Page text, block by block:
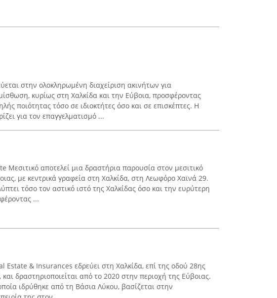
στην ολοκληρωμένη διαχείριση ακινήτων για
κυρίως στη Χαλκίδα και την Εύβοια, προσφέροντας
ποιότητας τόσο σε ιδιοκτήτες όσο και σε επισκέπτες. Η
για τον επαγγελματισμό ...
Μεσιτικό αποτελεί μια δραστήρια παρουσία στον μεσιτικό
με κεντρικά γραφεία στη Χαλκίδα, στη Λεωφόρο Χαϊνά 29.
τόσο τον αστικό ιστό της Χαλκίδας όσο και την ευρύτερη
...
Estate & Insurances εδρεύει στη Χαλκίδα, επί της οδού 28ης
δραστηριοποιείται από το 2020 στην περιοχή της Εύβοιας.
ιδρύθηκε από τη Βάσια Λύκου, βασίζεται στην